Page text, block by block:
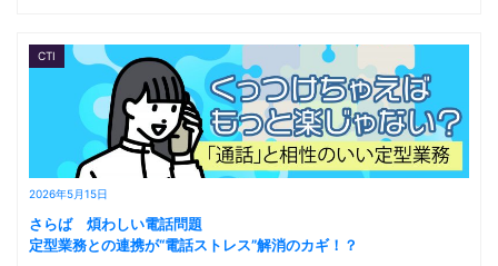
2026年5月15日
CTI
さらば 煩わしい電話問題
定型業務との連携が“電話ストレス”解消のカギ！？